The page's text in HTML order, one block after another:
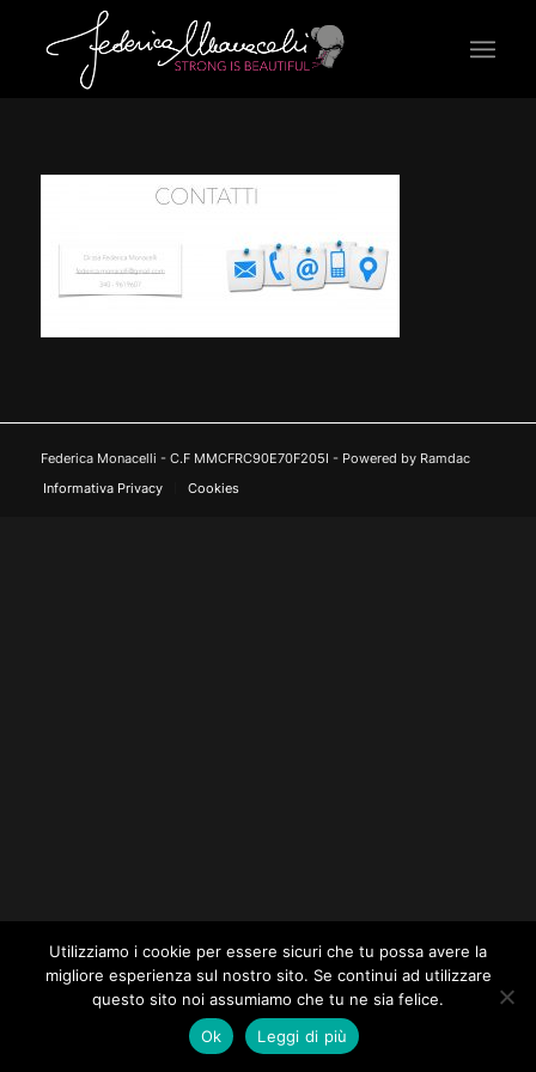
Federica Monacelli - C.F MMCFRC90E70F205I - Powered by Ramdac
Informativa Privacy
Cookies
Utilizziamo i cookie per essere sicuri che tu possa avere la
migliore esperienza sul nostro sito. Se continui ad utilizzare
questo sito noi assumiamo che tu ne sia felice.
Ok
Leggi di più